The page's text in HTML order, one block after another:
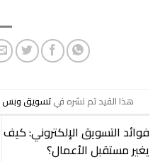
هذا القيد تم نشره فيتسويق وبس
فوائد التسويق الإلكتروني: كيف
يغير مستقبل الأعمال؟